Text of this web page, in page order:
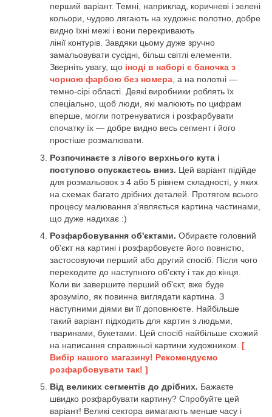
перший варіант. Темні, наприклад, коричневі і зелені
кольори, чудово лягають на художнє полотно, добре
видно їхні межі і вони перекривають
лінії контурів. Завдяки цьому дуже зручно
замальовувати сусідні, більш світлі елементи.
Зверніть увагу, що іноді в наборі є баночка з
чорною фарбою без номера , а на полотні —
темно-сірі області. Деякі виробники роблять їх
спеціально, щоб люди, які малюють по цифрам
вперше, могли потренуватися і розфарбувати
спочатку їх — добре видно весь сегмент і його
простіше розмалювати.
Розпочинаєте з лівого верхнього кута і
поступово опускаєтесь вниз. Цей варіант підійде
для розмальовок з 4 або 5 рівнем складності, у яких
на схемах багато дрібних деталей. Протягом всього
процесу малювання з'являється картина частинами,
що дуже надихає :)
Розфарбовування об'єктами. Обираєте головний
об'єкт на картині і розфарбовуєте його повністю,
застосовуючи перший або другий спосіб. Після чого
переходите до наступного об'єкту і так до кінця.
Коли ви завершите перший об'єкт, вже буде
зрозуміло, як повинна виглядати картина. З
наступними діями ви її доповнюєте. Найбільше
такий варіант підходить для картин з людьми,
тваринами, букетами. Цей спосіб найбільше схожий
на написання справжньої картини художником. [
Вибір нашого магазину! Рекомендуємо
розфарбовувати так! ]
Від великих сегментів до дрібних. Бажаєте
швидко розфарбувати картину? Спробуйте цей
варіант! Великі сектора вимагають менше часу і